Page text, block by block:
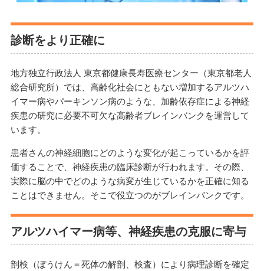
診断をより正確に
地方独立行政法人 東京都健康長寿医療センター（東京都老人
総合研究所）では、高齢化社会にともない増加するアルツハ
イマー病やパーキンソン病のような、加齢依存症による神経
疾患の研究に必要不可欠な高齢者ブレインバンクを運営して
います。
患者さんの神経細胞にどのような変化が起こっているかを評
価することで、神経疾患の臨床診断が行われます。その際、
実際に脳の中でどのような病変が生じているかを正確に知る
ことはできません。そこで役立つのがブレインバンクです。
アルツハイマー病等、神経疾患の克服に寄与
剖検（ぼうけん＝死体の解剖、検査）により病理診断を確定